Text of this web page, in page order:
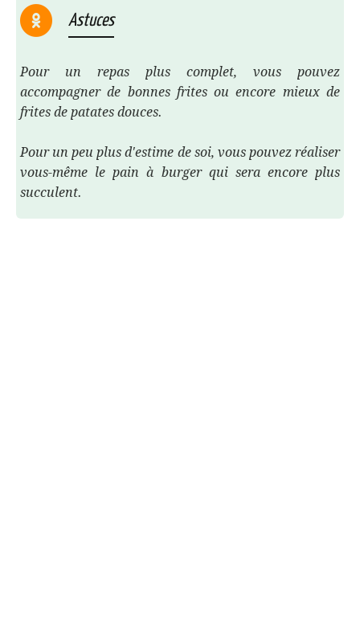
Astuces
Pour un repas plus complet, vous pouvez
accompagner de bonnes frites ou encore mieux de
frites de patates douces.
Pour un peu plus d'estime de soi, vous pouvez réaliser
vous-même le pain à burger qui sera encore plus
succulent.